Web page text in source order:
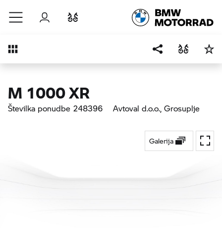
Preskoči na glavno vsebino
Prijava
Pregled
M 1000 XR
Številka ponudbe 248396 Avtoval d.o.o., Grosuplje
Galerija